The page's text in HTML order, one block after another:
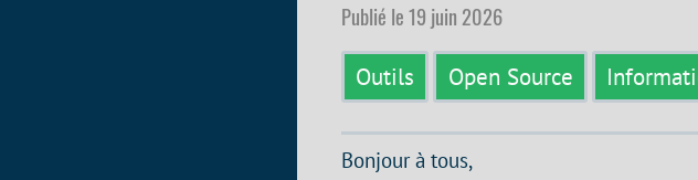
Publié le 19 juin 2026
Outils Open Source
Bonjour à tous,